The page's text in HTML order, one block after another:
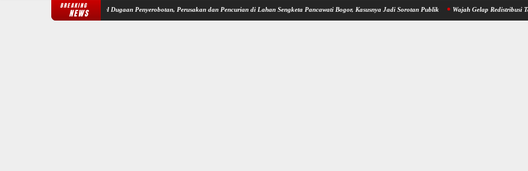
BREAKING
NEWS
Pasca Muncul Dugaan Penyerobotan, Perusakan dan Pencurian di Lahan Sengketa Pancawati Bogor, Kasusnya Jadi Sorotan Publik Wajah Gelap Redistribusi Tanah: Mafia